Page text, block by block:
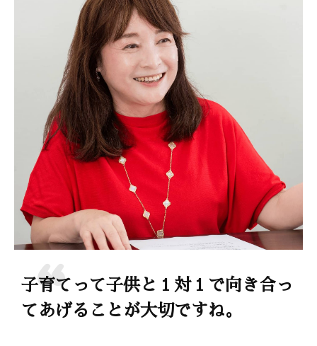
子育てって子供と１対１で向き合っ
てあげることが大切ですね。